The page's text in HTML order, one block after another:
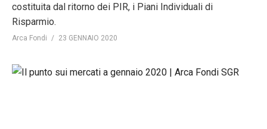
costituita dal ritorno dei PIR, i Piani Individuali di
Risparmio.
Arca Fondi 23 GENNAIO 2020